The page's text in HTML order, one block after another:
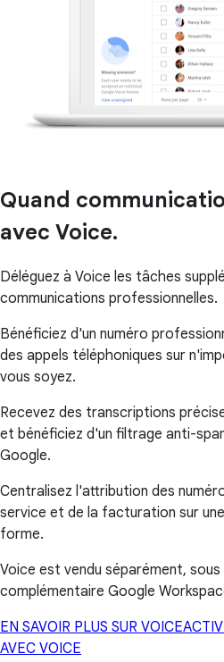
Quand
avec Voice.
Déléguez à Voice les tâches
communications professionnelles.
Bénéficiez d'un numéro
des appels téléphoniques sur
vous soyez.
Recevez des transcriptions
et bénéficiez d'un filtrage anti-
Google.
Centralisez l'attribution des
service et de la facturation sur
forme.
Voice est vendu séparément,
complémentaire Google
EN SAVOIR PLUS SUR VOICE
AVEC VOICE